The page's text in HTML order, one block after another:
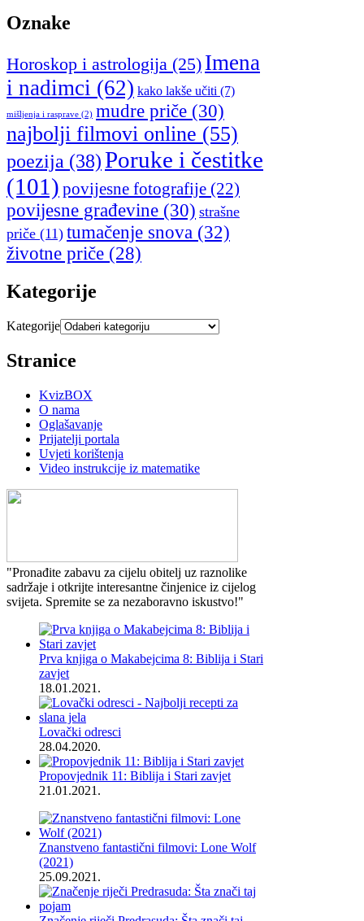
Oznake
Horoskop i astrologija (25) Imena
i nadimci (62) kako lakše učiti (7)
mišljenja i rasprave (2) mudre priče (30)
najbolji filmovi online (55)
poezija (38)Poruke i čestitke
(101) povijesne fotografije (22)
povijesne građevine (30) strašne
priče (11) tumačenje snova (32)
životne priče (28)
Kategorije
Kategorije
Stranice
KvizBOX
O nama
Oglašavanje
Prijatelji portala
Uvjeti korištenja
Video instrukcije iz matematike
"Pronađite zabavu za cijelu obitelj uz raznolike
sadržaje i otkrijte interesantne činjenice iz cijelog
svijeta. Spremite se za nezaboravno iskustvo!"
Prva knjiga o Makabejcima 8: Biblija i Stari
zavjet
18.01.2021.
Lovački odresci
28.04.2020.
Propovjednik 11: Biblija i Stari zavjet
21.01.2021.
Znanstveno fantastični filmovi: Lone Wolf
(2021)
25.09.2021.